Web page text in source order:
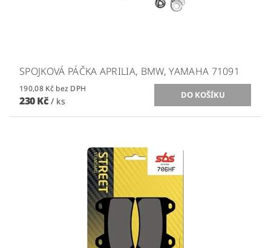
SPOJKOVÁ PÁČKA APRILIA, BMW, YAMAHA 71091
190,08 Kč bez DPH
230 Kč / ks